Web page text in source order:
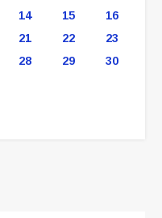
14 15
16
21 22
23
28 29
30